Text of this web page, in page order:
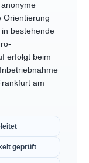
Orientierung
bestehende
erfolgt beim
am
geprüft